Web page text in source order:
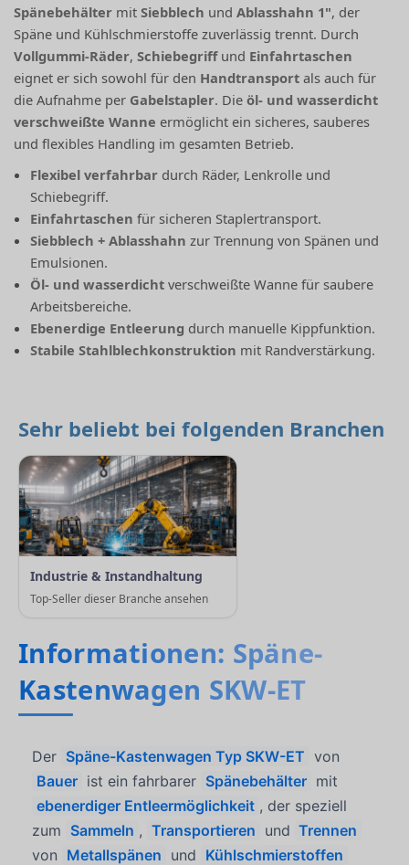
Spänebehälter mitSiebblech undAblasshahn 1", der
Späne und Kühlschmierstoffe zuverlässig trennt. Durch
Vollgummi-Räder,Schiebegriffund Einfahrtaschen
eignet er sich sowohl für den Handtransport als auch für
die Aufnahme per Gabelstapler. Dieöl- und wasserdicht
verschweißte Wanne ermöglicht ein sicheres, sauberes
und flexibles Handling im gesamten Betrieb.
Flexibel verfahrbar durch Räder, Lenkrolle und
Schiebegriff.
Einfahrtaschen für sicheren Staplertransport.
Siebblech + Ablasshahn zur Trennung von Spänen und
Emulsionen.
Öl- und wasserdicht verschweißte Wanne für saubere
Arbeitsbereiche.
Ebenerdige Entleerung durch manuelle Kippfunktion.
Stabile Stahlblechkonstruktion mit Randverstärkung.
Sehr beliebt bei folgenden Branchen
Industrie & Instandhaltung
Top-Seller dieser Branche ansehen
Informationen: Späne-
Kastenwagen SKW-ET
Der Späne-Kastenwagen Typ SKW-ET von
Bauer ist ein fahrbarer Spänebehälter mit
ebenerdiger Entleermöglichkeit , der speziell
zum Sammeln , Transportieren und Trennen
von Metallspänen und Kühlschmierstoffen